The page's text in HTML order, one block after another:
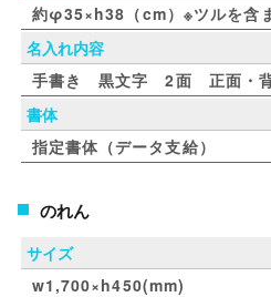
約φ35×h38（cm）※ツルを含
名入れ内容
手書き 黒文字 2面 正面・
書体
指定書体（データ支給）
のれん
サイズ
w1,700×h450(mm)